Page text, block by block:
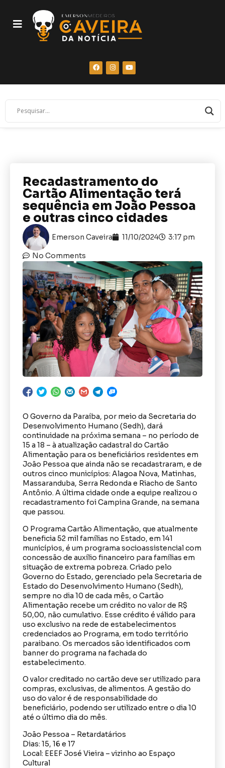
Recadastramento do
Cartão Alimentação terá
sequência em João Pessoa
e outras cinco cidades
Emerson Caveira 11/10/2024 3:17 pm
No Comments
O Governo da Paraíba, por meio da Secretaria do
Desenvolvimento Humano (Sedh), dará
continuidade na próxima semana – no período de
15 a 18 – à atualização cadastral do Cartão
Alimentação para os beneficiários residentes em
João Pessoa que ainda não se recadastraram, e de
outros cinco municípios: Alagoa Nova, Matinhas,
Massaranduba, Serra Redonda e Riacho de Santo
Antônio. A última cidade onde a equipe realizou o
recadastramento foi Campina Grande, na semana
que passou.
O Programa Cartão Alimentação, que atualmente
beneficia 52 mil famílias no Estado, em 141
municípios, é um programa socioassistencial com
concessão de auxílio financeiro para famílias em
situação de extrema pobreza. Criado pelo
Governo do Estado, gerenciado pela Secretaria de
Estado do Desenvolvimento Humano (Sedh),
sempre no dia 10 de cada mês, o Cartão
Alimentação recebe um crédito no valor de R$
50,00, não cumulativo. Esse crédito é válido para
uso exclusivo na rede de estabelecimentos
credenciados ao Programa, em todo território
paraibano. Os mercados são identificados com
banner do programa na fachada do
estabelecimento.
O valor creditado no cartão deve ser utilizado para
compras, exclusivas, de alimentos. A gestão do
uso do valor é de responsabilidade do
beneficiário, podendo ser utilizado entre o dia 10
até o último dia do mês.
João Pessoa – Retardatários
Dias: 15, 16 e 17
Local: EEEF José Vieira – vizinho ao Espaço
Cultural